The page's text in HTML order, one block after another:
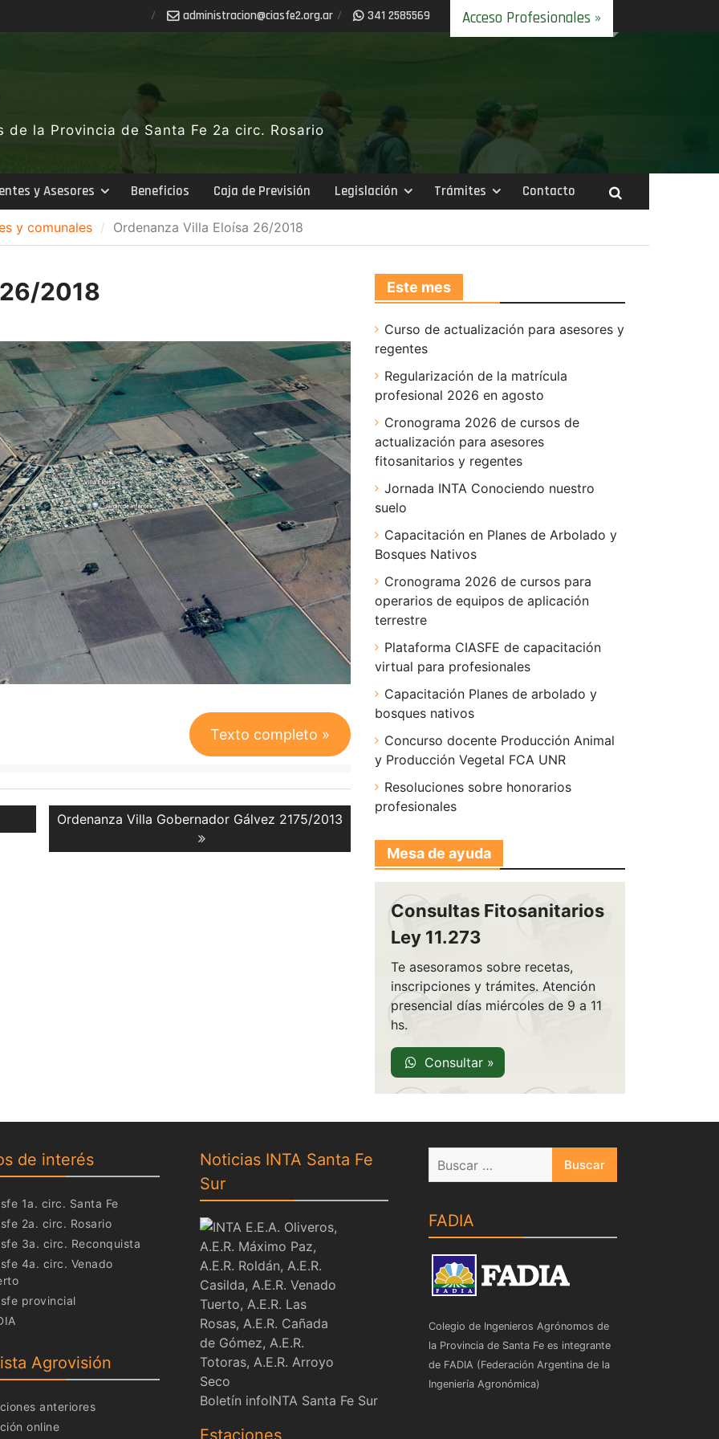
Acceso Profesionales »
ra.gro.2efsaic@noicartsinimda 341 2585569
de la Provincia de Santa Fe 2a circ. Rosario
y Asesores Beneficios Caja de Previsión Legislación Trámites Contacto
y comunales Ordenanza Villa Eloísa 26/2018
2018
Texto completo »
Next
Ordenanza Villa Gobernador Gálvez 2175/2013
Este mes
Curso de actualización para asesores y
regentes
Regularización de la matrícula
profesional 2026 en agosto
Cronograma 2026 de cursos de
actualización para asesores
fitosanitarios y regentes
Jornada INTA Conociendo nuestro
suelo
Capacitación en Planes de Arbolado y
Bosques Nativos
Cronograma 2026 de cursos para
operarios de equipos de aplicación
terrestre
Plataforma CIASFE de capacitación
virtual para profesionales
Capacitación Planes de arbolado y
bosques nativos
Concurso docente Producción Animal
y Producción Vegetal FCA UNR
Resoluciones sobre honorarios
profesionales
Mesa de ayuda
Consultas Fitosanitarios
Ley 11.273
Te asesoramos sobre recetas,
inscripciones y trámites. Atención
presencial días miércoles de 9 a 11
hs.
Consultar »
de interés
1a. circ. Santa Fe
2a. circ. Rosario
3a. circ. Reconquista
4a. circ. Venado
provincial
Agrovisión
anteriores
online
Noticias INTA Santa Fe
Sur
Boletín infoINTA Santa Fe Sur
Estaciones
Buscar:
FADIA
Colegio de Ingenieros Agrónomos de
la Provincia de Santa Fe es integrante
de FADIA (Federación Argentina de la
Ingeniería Agronómica)